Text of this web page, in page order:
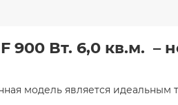
900 Вт. 6,0 кв.м. –
модель является